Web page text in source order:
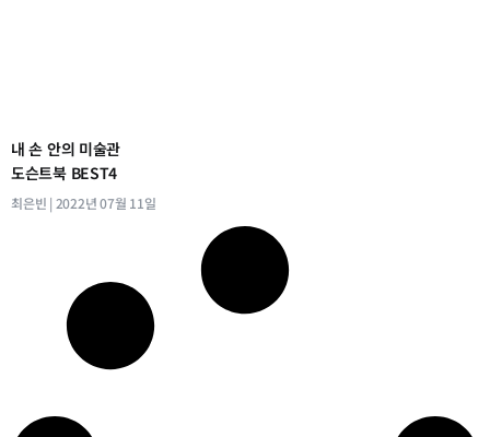
내 손 안의 미술관
도슨트북 BEST4
최은빈 2022년 07월 11일